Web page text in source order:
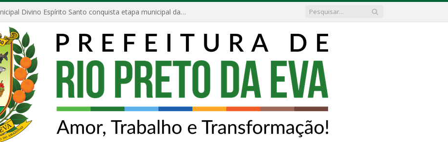
Escola Municipal Divino Espírito Santo conquista etapa municipal da V Feira Amazonense de Matemática